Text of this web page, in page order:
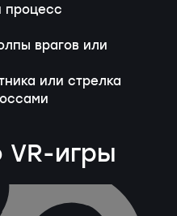
процесс
врагов или
или стрелка
игры